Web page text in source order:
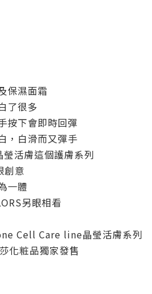
保濕面霜
了很多
按下會即時回彈
，白滑而又彈手
活膚這個護膚系列
創意
一體
另眼相看
Cell Care line晶瑩活膚系列
化粧品獨家發售